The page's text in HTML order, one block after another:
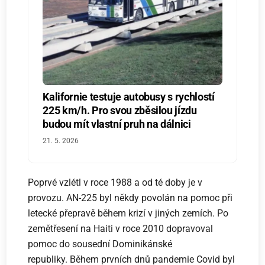
Kalifornie testuje autobusy s rychlostí
225 km/h. Pro svou zběsilou jízdu
budou mít vlastní pruh na dálnici
21. 5. 2026
Poprvé vzlétl v roce 1988 a od té doby je v
provozu. AN-225 byl někdy povolán na pomoc při
letecké přepravě během krizí v jiných zemích. Po
zemětřesení na Haiti v roce 2010 dopravoval
pomoc do sousední Dominikánské
republiky. Během prvních dnů pandemie Covid byl